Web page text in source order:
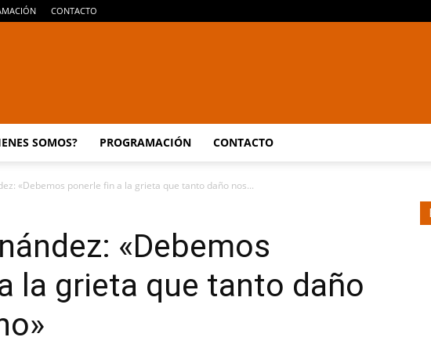
CONTACTO
Araucaria
SOMOS? PROGRAMACIÓN CONTACTO
«Debemos ponerle fin a la grieta que tanto daño nos...
«Debemos
la grieta que tanto daño